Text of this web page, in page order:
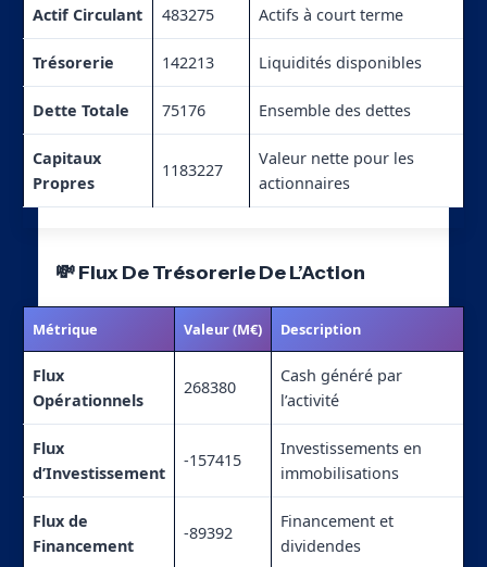
Actif Circulant 483275 Actifs à court terme
Trésorerie 142213 Liquidités disponibles
Dette Totale 75176 Ensemble des dettes
Capitaux
Propres
1183227
Valeur nette pour les
actionnaires
💸 Flux De Trésorerie De L’Action
Métrique Valeur (M€) Description
Flux
Opérationnels
268380
Cash généré par
l’activité
Flux
d’Investissement
-157415
Investissements en
immobilisations
Flux de
Financement
-89392
Financement et
dividendes